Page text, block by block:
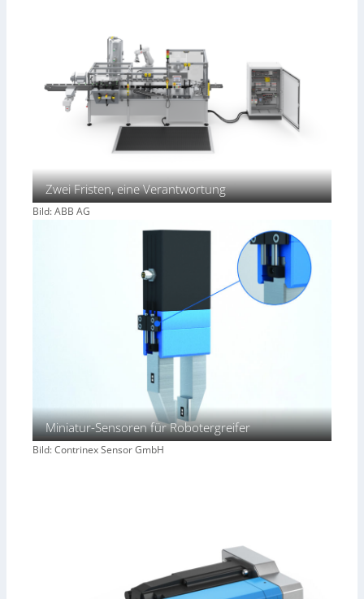
Zwei Fristen, eine Verantwortung
Bild: ABB AG
Miniatur-Sensoren für Robotergreifer
Bild: Contrinex Sensor GmbH